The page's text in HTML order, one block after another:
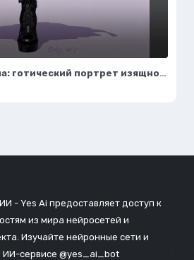
Элегантность и тайна: готический портрет изящной модели в деталях. Изображение из нейронной сети Flux Ai
- Yes Ai предоставляет доступ к
из мира нейросетей и
Изучайте нейронные сети и
ИИ-сервисе @yes_ai_bot